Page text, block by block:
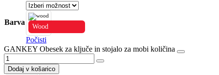
Barva
Wood
Počisti
GANKEY Obesek za ključe in stojalo za mobi količina
Dodaj v košarico